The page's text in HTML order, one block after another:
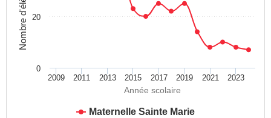
Année scolaire
Nombre d'élèves
Maternelle Sainte Marie
2009 2011 2013 2015 2017 2019 2021 2023
0
20